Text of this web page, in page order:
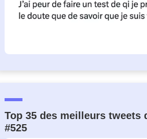
Top 35 des meilleurs tweets
#525